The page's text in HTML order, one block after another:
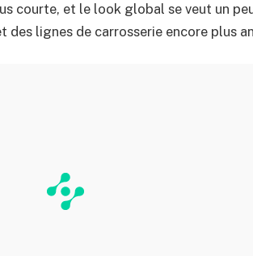
courte, et le look global se veut un
des lignes de carrosserie encore plus